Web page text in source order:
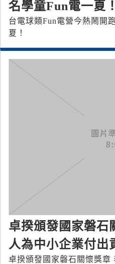
名學童Fun電一夏！
台電球類Fun電營今熱鬧開
夏！
卓揆頒發國家磐石
人為中小企業付出
卓揆頒發國家磐石關懷獎章